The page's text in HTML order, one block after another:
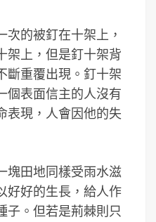
次的被釘在十架上，
架上，但是釘十架背
斷重覆出現。釘十架
個表面信主的人沒有
表現，人會因他的失
塊田地同樣受雨水滋
好好的生長，給人作
子。但若是荊棘則只